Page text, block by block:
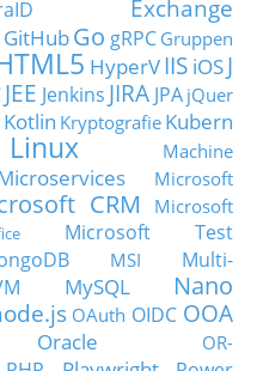
Exchange
GitHubGo gRPC Gruppen
HyperVIIS iOSJ
JEE Jenkins JIRA JPA jQuer
Kotlin Kryptografie Kubern
Linux
Machine
Microsoft
CRM
Microsoft
Microsoft Test
MSI
Multi-
MySQL
Nano
OAuth OIDC OOA
Oracle
OR-